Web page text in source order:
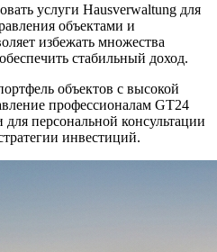
услуги Hausverwaltung для
объектами и
избежать множества
стабильный доход.
объектов с высокой
профессионалам GT24
персональной консультации
инвестиций.